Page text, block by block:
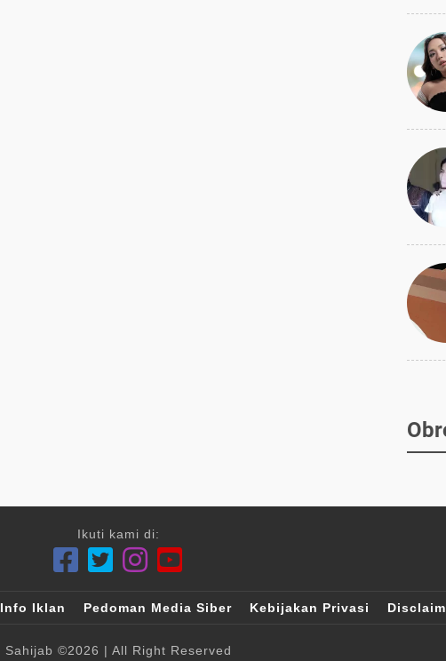
Ikuti kami di:
Info Iklan Pedoman Media Siber Kebijakan Privasi
Sahijab ©2026 | All Right Reserved